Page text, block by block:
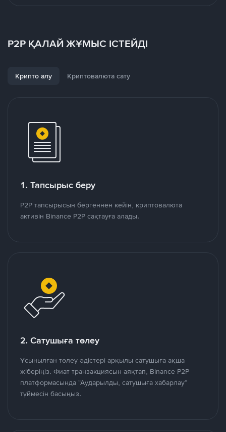
P2P ҚАЛАЙ ЖҰМЫС ІСТЕЙДІ
Крипто алу Криптовалюта сату
1. Тапсырыс беру
P2P тапсырысын бергеннен кейін, криптовалюта
активін Binance P2P сақтауға алады.
2. Сатушыға төлеу
Ұсынылған төлеу әдістері арқылы сатушыға ақша
жіберіңіз. Фиат транзакциясын аяқтап, Binance P2P
платформасында “Аударылды, сатушыға хабарлау”
түймесін басыңыз.